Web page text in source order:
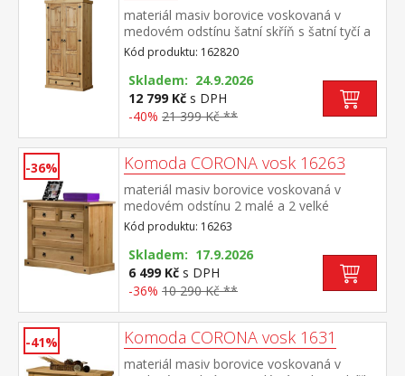
materiál masiv borovice voskovaná v
medovém odstínu šatní skříň s šatní tyčí a
policí na klobouky ve spodní části velká
zásuvka, kovové ozdobné
úchytky doporučený nástavec CORONA
16951 součást sestavy Corona
Kód produktu: 162820
Skladem: 24.9.2026
12 799 Kč s DPH
-40% 21 399 Kč **
-36% Komoda CORONA vosk 16263
materiál masiv borovice voskovaná v
medovém odstínu 2 malé a 2 velké
zásuvky, kovové ozdobné úchytky vhodný
doplněk je nástavec CORONA 16463
součást sestavy Corona
Kód produktu: 16263
Skladem: 17.9.2026
6 499 Kč s DPH
-36% 10 290 Kč **
-41% Komoda CORONA vosk 1631
materiál masiv borovice voskovaná v